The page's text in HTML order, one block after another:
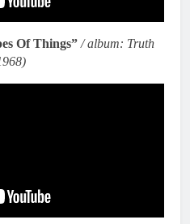
Of Things” / album: Truth